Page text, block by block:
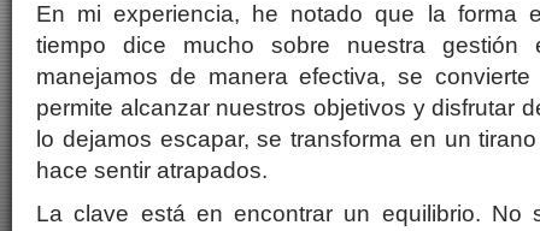
En mi experiencia, he notado que la forma
tiempo dice mucho sobre nuestra gestión
manejamos de manera efectiva, se
permite alcanzar nuestros objetivos y disfrutar
lo dejamos escapar, se transforma en un
hace sentir atrapados.
La clave está en encontrar un equilibrio. No